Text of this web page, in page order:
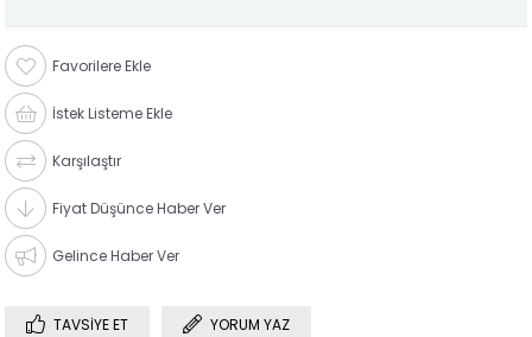
Favorilere Ekle
İstek Listeme Ekle
Karşılaştır
Fiyat Düşünce Haber Ver
Gelince Haber Ver
TAVSIYE ET YORUM YAZ